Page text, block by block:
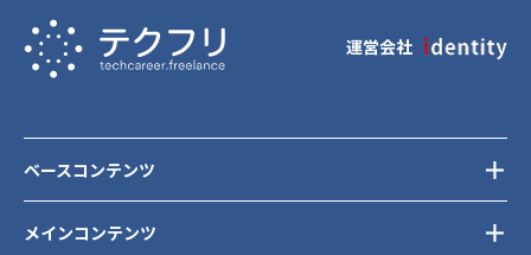
運営会社
メインコンテンツ
ベースコンテンツ